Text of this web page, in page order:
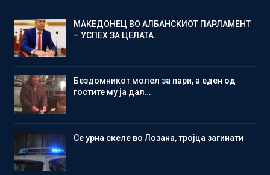
МАКЕДОНЕЦ ВО АЛБАНСКИОТ ПАРЛАМЕНТ
– УСПЕХ ЗА ЦЕЛАТА…
Бездомникот молел за пари, а еден од
гостите му ја дал…
Се урна скеле во Лозана, тројца загинати